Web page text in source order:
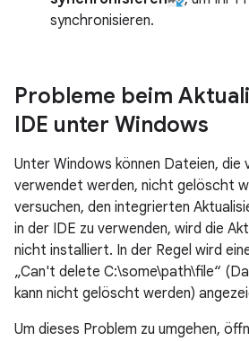
synchronisieren.
Probleme beim
IDE unter Windows
Unter Windows können Dateien, die
verwendet werden, nicht gelöscht
versuchen, den integrierten
in der IDE zu verwenden, wird die
nicht installiert. In der Regel wird
„Can't delete C:\some\path\file“
kann nicht gelöscht werden)
Um dieses Problem zu umgehen,